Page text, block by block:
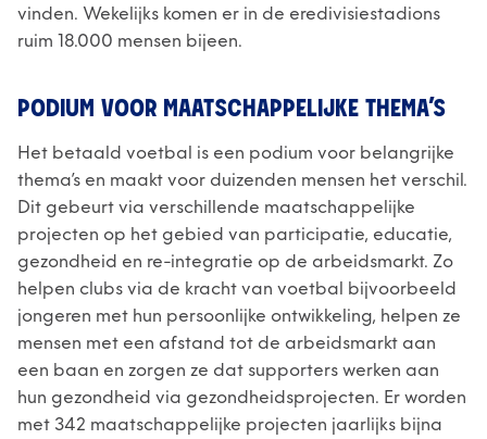
vinden. Wekelijks komen er in de eredivisiestadions
ruim 18.000 mensen bijeen.
PODIUM VOOR MAATSCHAPPELIJKE THEMA’S
Het betaald voetbal is een podium voor belangrijke
thema’s en maakt voor duizenden mensen het verschil.
Dit gebeurt via verschillende maatschappelijke
projecten op het gebied van participatie, educatie,
gezondheid en re-integratie op de arbeidsmarkt. Zo
helpen clubs via de kracht van voetbal bijvoorbeeld
jongeren met hun persoonlijke ontwikkeling, helpen ze
mensen met een afstand tot de arbeidsmarkt aan
een baan en zorgen ze dat supporters werken aan
hun gezondheid via gezondheidsprojecten. Er worden
met 342 maatschappelijke projecten jaarlijks bijna